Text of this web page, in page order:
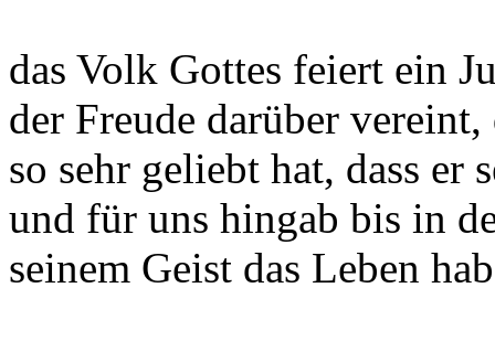
das Volk Gottes feiert ein
der Freude darüber
so sehr geliebt hat, dass er
und für uns hingab bis in
seinem Geist das Leben